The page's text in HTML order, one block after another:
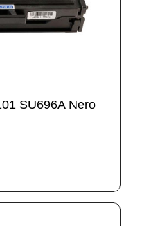
SU696A Nero